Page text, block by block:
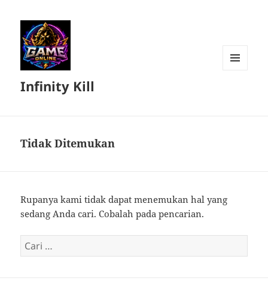
Infinity Kill
Tidak Ditemukan
Rupanya kami tidak dapat menemukan hal yang
sedang Anda cari. Cobalah pada pencarian.
Cari
untuk: